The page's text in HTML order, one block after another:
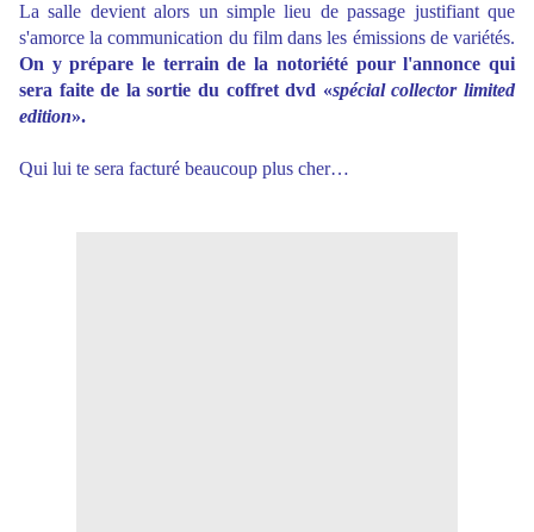
La salle devient alors un simple lieu de passage justifiant que
s'amorce la communication du film dans les émissions de variétés.
On y prépare le terrain de la notoriété pour l'annonce qui
sera faite de la sortie du coffret dvd «spécial collector limited
edition».
Qui lui te sera facturé beaucoup plus cher…